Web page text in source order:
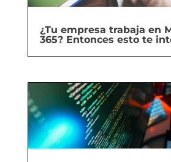
¿Tu empresa trabaja en
365? Entonces esto te